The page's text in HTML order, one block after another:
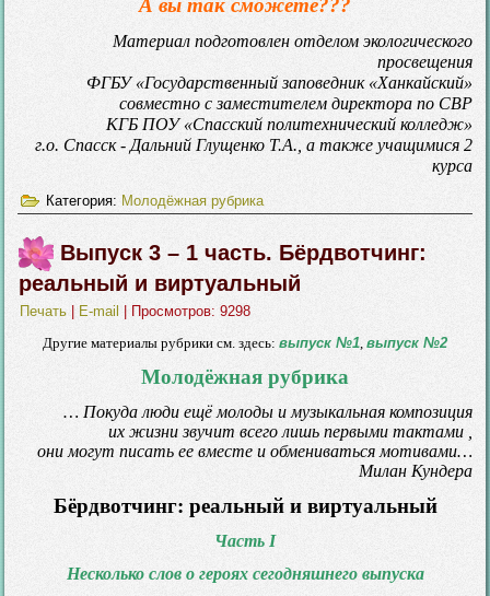
А вы так сможете???
Материал подготовлен отделом экологического
просвещения
ФГБУ «Государственный заповедник «Ханкайский»
совместно с заместителем директора по СВР
КГБ ПОУ «Спасский политехнический колледж»
г.о. Спасск - Дальний Глущенко Т.А., а также учащимися 2
курса
Категория: Молодёжная рубрика
Выпуск 3 – 1 часть. Бёрдвотчинг:
реальный и виртуальный
Печать E-mail
| Просмотров: 9298
Другие материалы рубрики см. здесь: выпуск №1, выпуск №2
Молодёжная рубрика
… Покуда люди ещё молоды и музыкальная композиция
их жизни звучит всего лишь первыми тактами ,
они могут писать ее вместе и обмениваться мотивами…
Милан Кундера
Бёрдвотчинг: реальный и виртуальный
Часть I
Несколько слов о героях сегодняшнего выпуска